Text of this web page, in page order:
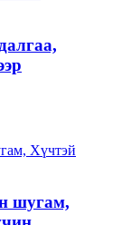
шугам,